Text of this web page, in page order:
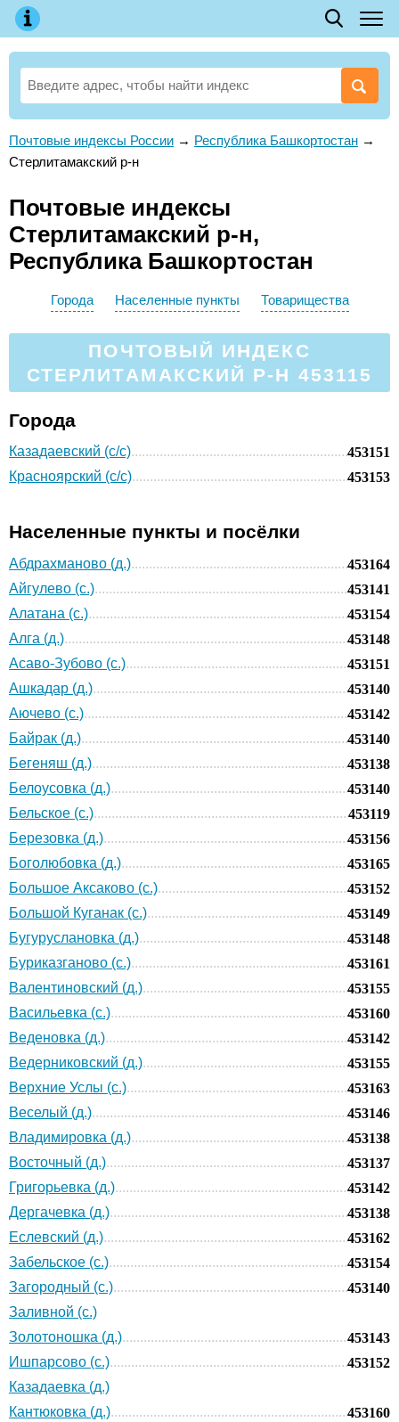
Почтовые индексы России → Республика Башкортостан →
Стерлитамакский р-н
Почтовые индексы
Стерлитамакский р-н,
Республика Башкортостан
Города Населенные пункты Товарищества
ПОЧТОВЫЙ ИНДЕКС
СТЕРЛИТАМАКСКИЙ Р-Н 453115
Города
Казадаевский (с/с)
453151
Красноярский (с/с)
453153
Населенные пункты и посёлки
Абдрахманово (д.)
453164
Айгулево (с.)
453141
Алатана (с.)
453154
Алга (д.)
453148
Асаво-Зубово (с.)
453151
Ашкадар (д.)
453140
Аючево (с.)
453142
Байрак (д.)
453140
Бегеняш (д.)
453138
Белоусовка (д.)
453140
Бельское (с.)
453119
Березовка (д.)
453156
Боголюбовка (д.)
453165
Большое Аксаково (с.)
453152
Большой Куганак (с.)
453149
Бугуруслановка (д.)
453148
Буриказганово (с.)
453161
Валентиновский (д.)
453155
Васильевка (с.)
453160
Веденовка (д.)
453142
Ведерниковский (д.)
453155
Верхние Услы (с.)
453163
Веселый (д.)
453146
Владимировка (д.)
453138
Восточный (д.)
453137
Григорьевка (д.)
453142
Дергачевка (д.)
453138
Еслевский (д.)
453162
Забельское (с.)
453154
Загородный (с.)
453140
Заливной (с.)
Золотоношка (д.)
453143
Ишпарсово (с.)
453152
Казадаевка (д.)
Кантюковка (д.)
453160